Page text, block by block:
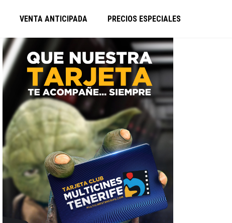
VENTA ANTICIPADA PRECIOS ESPECIALES